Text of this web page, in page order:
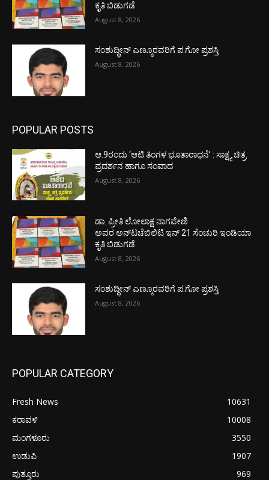
ಕೃತಿ ಬಿಡುಗಡೆ
August 8, 2026
ಸಂಶುದ್ಧೀನ್ ಎಣ್ಮೂರವರಿಗೆ ಪ.ಗೋ ಪ್ರಶಸ್ತಿ
August 8, 2026
POPULAR POSTS
ಆ.9ರಂದು ‘ಆಟಿ ತಿಂಗಳ ಭೂತಾರಾಧನೆ’ : ಸಾಕ್ಷ್ಯ ಚಿತ್ರ
ಪ್ರದರ್ಶನ ಹಾಗೂ ಸಂವಾದ
August 8, 2026
ಡಾ. ಪ್ರೀತಿ ಲೋಲಾಕ್ಷ ನಾಗವೇಣಿ
ಅವರ ಅನ್‌ಟಚೆಬಿಲಿಟಿ ಇನ್ 21 ಸೆಂಚುರಿ ಇಂಡಿಯಾ
ಕೃತಿ ಬಿಡುಗಡೆ
August 8, 2026
ಸಂಶುದ್ಧೀನ್ ಎಣ್ಮೂರವರಿಗೆ ಪ.ಗೋ ಪ್ರಶಸ್ತಿ
August 8, 2026
POPULAR CATEGORY
Fresh News
10631
ಕರಾವಳಿ
10008
ಮಂಗಳೂರು
3550
ಉಡುಪಿ
1907
ಪುತ್ತೂರು
969